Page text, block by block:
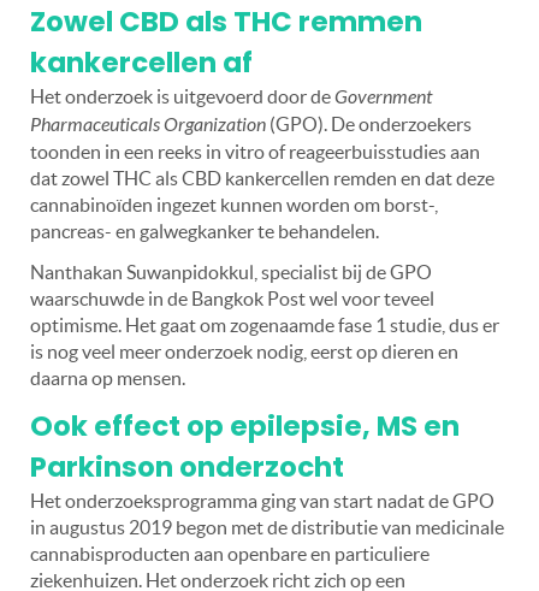
Zowel CBD als THC remmen
kankercellen af
Het onderzoek is uitgevoerd door deGovernment
Pharmaceuticals Organization (GPO). De onderzoekers
toonden in een reeks in vitro of reageerbuisstudies aan
dat zowel THC als CBD kankercellen remden en dat deze
cannabinoïden ingezet kunnen worden om borst-,
pancreas- en galwegkanker te behandelen.
Nanthakan Suwanpidokkul, specialist bij de GPO
waarschuwde in de Bangkok Post wel voor teveel
optimisme. Het gaat om zogenaamde fase 1 studie, dus er
is nog veel meer onderzoek nodig, eerst op dieren en
daarna op mensen.
Ook effect op epilepsie, MS en
Parkinson onderzocht
Het onderzoeksprogramma ging van start nadat de GPO
in augustus 2019 begon met de distributie van medicinale
cannabisproducten aan openbare en particuliere
ziekenhuizen. Het onderzoek richt zich op een